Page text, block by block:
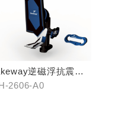
逆磁浮抗震手
2606-A0